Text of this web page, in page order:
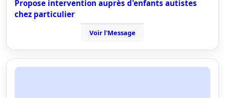
Propose intervention auprès d'enfants autistes
chez particulier
Voir l'Message